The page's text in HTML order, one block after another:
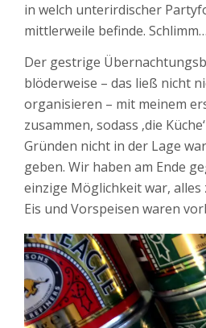
in welch unterirdischer
mittlerweile befinde. Schlimm…
Der gestrige
blöderweise – das ließ nicht
organisieren – mit meinem
zusammen, sodass ‚die
Gründen nicht in der Lage
geben. Wir haben am Ende
einzige Möglichkeit war,
Eis und Vorspeisen waren